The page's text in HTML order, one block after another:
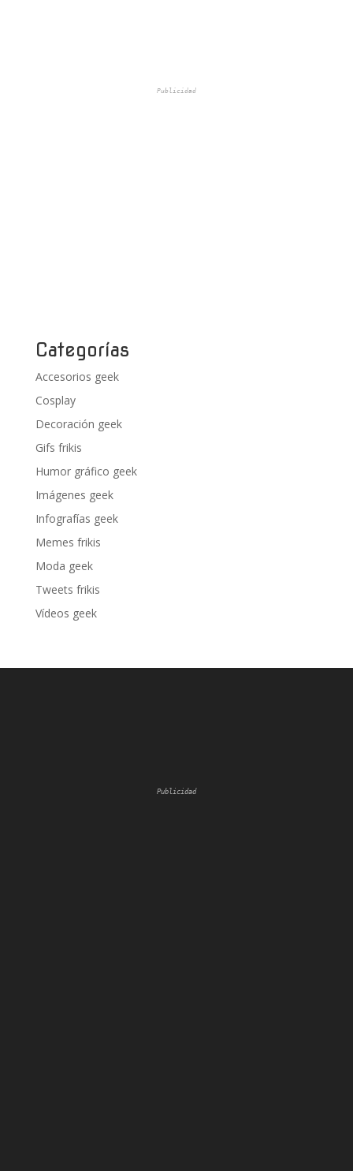
Publicidad
Categorías
Accesorios geek
Cosplay
Decoración geek
Gifs frikis
Humor gráfico geek
Imágenes geek
Infografías geek
Memes frikis
Moda geek
Tweets frikis
Vídeos geek
Publicidad